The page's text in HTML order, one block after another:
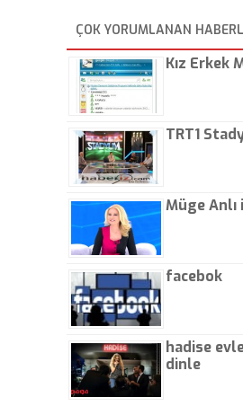
Gezenti
ÇOK YORUMLANAN
Kız Erkek
TRT1
Müge Anlı
facebok
hadise
dinle